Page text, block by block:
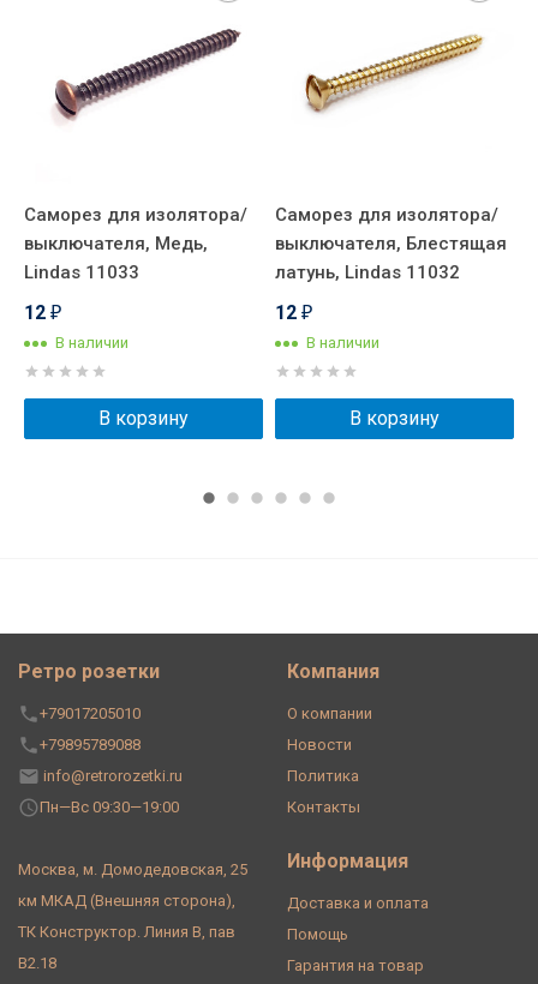
Саморез для изолятора/
выключателя, Медь,
Lindas 11033
12 ₽
В наличии
В корзину
Саморез для изолятора/
выключателя, Блестящая
латунь, Lindas 11032
12 ₽
В наличии
В корзину
Ретро розетки
+79017205010
+79895789088
info@retrorozetki.ru
Пн—Вс 09:30—19:00
Москва, м. Домодедовская, 25
км МКАД (Внешняя сторона),
ТК Конструктор. Линия В, пав
В2.18
Компания
О компании
Новости
Политика
Контакты
Информация
Доставка и оплата
Помощь
Гарантия на товар